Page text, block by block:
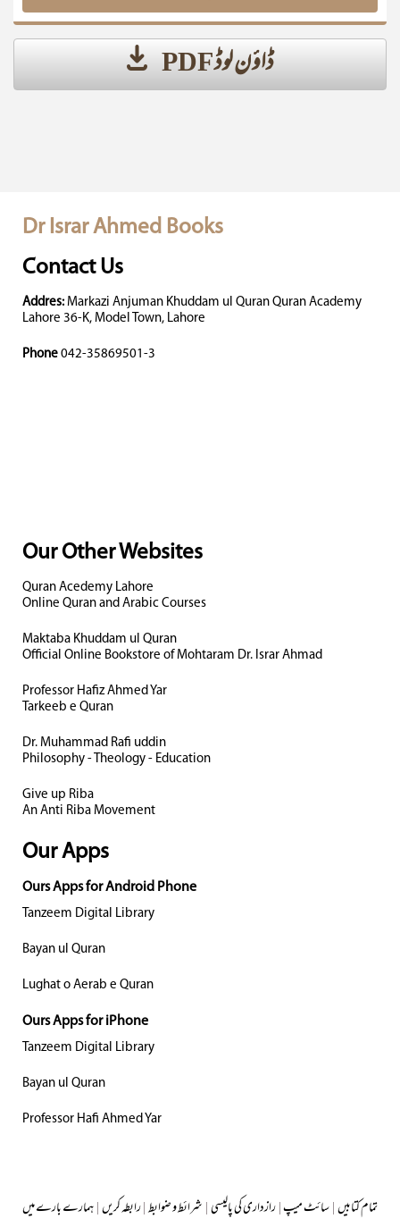
ڈاؤن لوڈ PDF
Dr Israr Ahmed Books
Contact Us
Addres: Markazi Anjuman Khuddam ul Quran Quran Academy
Lahore 36-K, Model Town, Lahore
Phone 042-35869501-3
Our Other Websites
Quran Acedemy Lahore
Online Quran and Arabic Courses
Maktaba Khuddam ul Quran
Official Online Bookstore of Mohtaram Dr. Israr Ahmad
Professor Hafiz Ahmed Yar
Tarkeeb e Quran
Dr. Muhammad Rafi uddin
Philosophy - Theology - Education
Give up Riba
An Anti Riba Movement
Our Apps
Ours Apps for Android Phone
Tanzeem Digital Library
Bayan ul Quran
Lughat o Aerab e Quran
Ours Apps for iPhone
Tanzeem Digital Library
Bayan ul Quran
Professor Hafi Ahmed Yar
ہمارے بارے میں|رابطہ کریں|شرائط و ضوابط|رازداری کی پالیسی|سائٹ میپ|تمام کتابیں